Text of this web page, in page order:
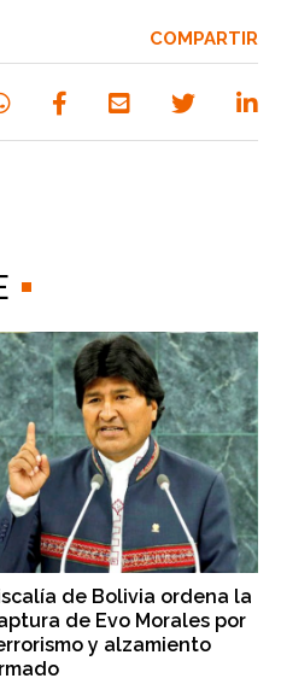
COMPARTIR
de Bolivia ordena la
de Evo Morales por
y alzamiento